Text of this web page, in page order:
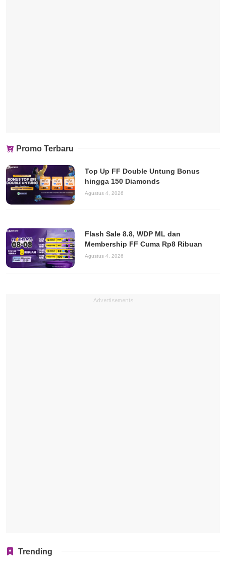
Promo Terbaru
Top Up FF Double Untung Bonus
hingga 150 Diamonds
Agustus 4, 2026
Flash Sale 8.8, WDP ML dan
Membership FF Cuma Rp8 Ribuan
Agustus 4, 2026
Advertisements
Trending